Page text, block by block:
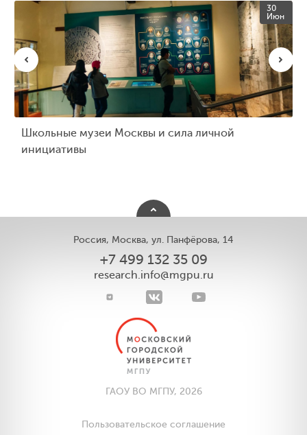
30
Июн
Школьные музеи Москвы и сила личной
инициативы
Россия, Москва, ул. Панфёрова, 14
+7 499 132 35 09
research.info@mgpu.ru
ГАОУ ВО МГПУ, 2026
Пользовательское соглашение